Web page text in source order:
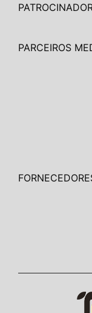
PARCEIROS